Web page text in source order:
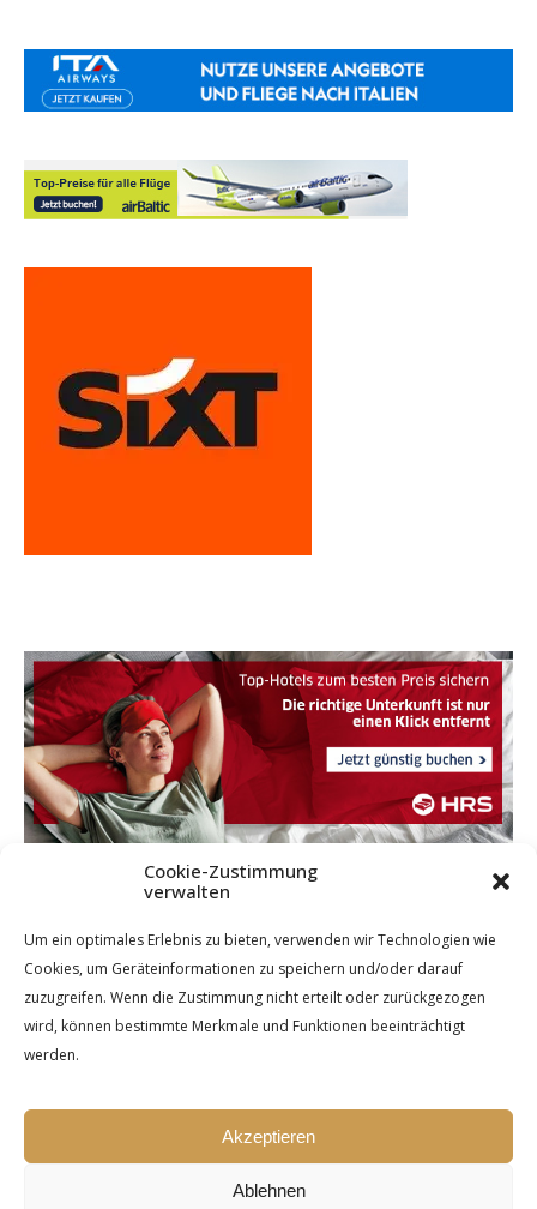
Cookie-Zustimmung
verwalten
Um ein optimales Erlebnis zu bieten, verwenden wir Technologien wie
Cookies, um Geräteinformationen zu speichern und/oder darauf
zuzugreifen. Wenn die Zustimmung nicht erteilt oder zurückgezogen
wird, können bestimmte Merkmale und Funktionen beeinträchtigt
werden.
Akzeptieren
Ablehnen